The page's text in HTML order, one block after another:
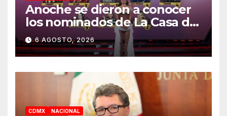
Anoche se dieron a conocer
los nominados de La Casa de
los Famosos México 2026 en
la segunda semana
6 AGOSTO, 2026
CDMX NACIONAL